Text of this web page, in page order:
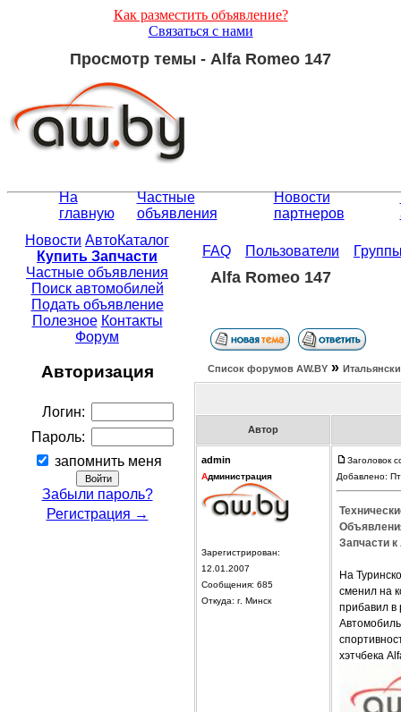
Как разместить объявление?
Связаться с нами
Просмотр темы - Alfa Romeo 147
На
главную
Частные
объявления
Новости
партнеров
Новости АвтоКаталог
Купить Запчасти
Частные объявления
Поиск автомобилей
Подать объявление
Полезное Контакты
Форум
Авторизация
Логин:
Пароль:
запомнить меня
Забыли пароль?
Регистрация →
FAQ Пользователи
Alfa Romeo 147
Список форумов АW.BY »
Автор
admin
Администрация
Зарегистрирован:
12.01.2007
Сообщения: 685
Откуда: г. Минск
Заголовок
Добавлено:
Запчасти
На
сменил на
прибавил в
хэтчбека